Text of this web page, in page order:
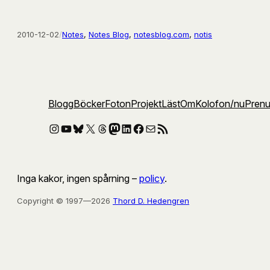
2010-12-02/Notes, Notes Blog, notesblog.com, notis
BloggBöckerFotonProjektLästOmKolofon/nu
Instagram
YouTube
Bluesky
X Threads
Mastodon
LinkedIn
Facebook
E-postRSS-flöde
Inga kakor, ingen spårning – policy.
Copyright © 1997—2026 Thord D. Hedengren